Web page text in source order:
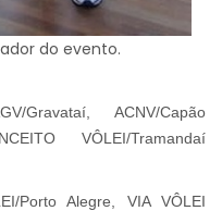
do evento.
Gravataí, ACNV/Capão
VÔLEI/Tramandaí
Porto Alegre, VIA VÔLEI